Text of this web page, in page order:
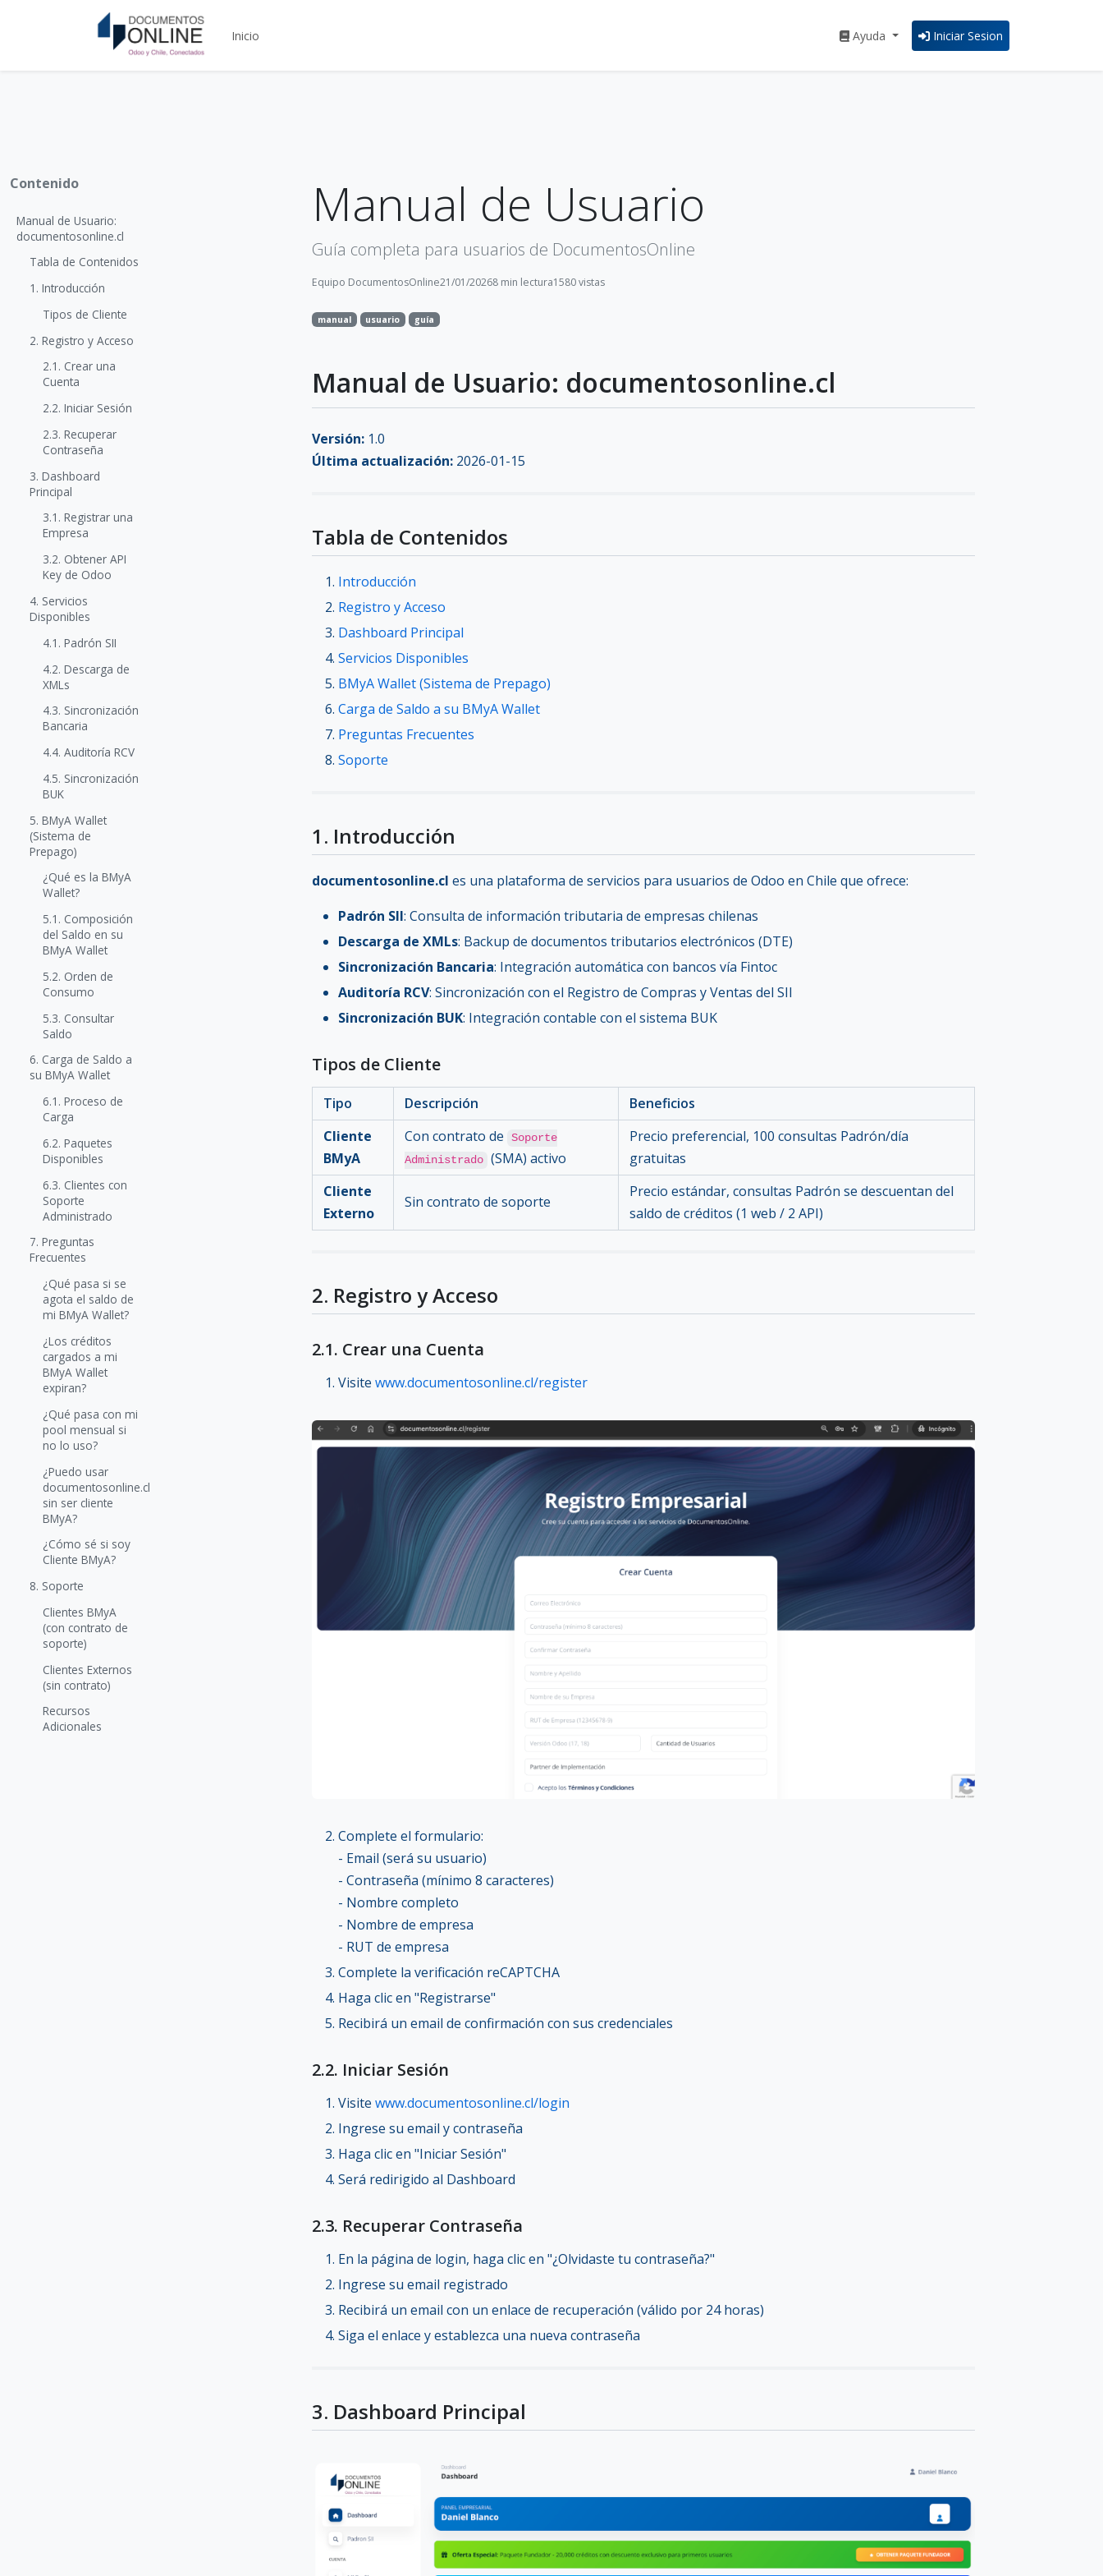
Inicio Ayuda Iniciar Sesion
Contenido
Manual de Usuario:
documentosonline.cl
Tabla de Contenidos
1. Introducción
Tipos de Cliente
2. Registro y Acceso
2.1. Crear una
Cuenta
2.2. Iniciar Sesión
2.3. Recuperar
Contraseña
3. Dashboard
Principal
3.1. Registrar una
Empresa
3.2. Obtener API
Key de Odoo
4. Servicios
Disponibles
4.1. Padrón SII
4.2. Descarga de
XMLs
4.3. Sincronización
Bancaria
4.4. Auditoría RCV
4.5. Sincronización
BUK
5. BMyA Wallet
(Sistema de
Prepago)
¿Qué es la BMyA
Wallet?
5.1. Composición
del Saldo en su
BMyA Wallet
5.2. Orden de
Consumo
5.3. Consultar
Saldo
6. Carga de Saldo a
su BMyA Wallet
6.1. Proceso de
Carga
6.2. Paquetes
Disponibles
6.3. Clientes con
Soporte
Administrado
7. Preguntas
Frecuentes
¿Qué pasa si se
agota el saldo de
mi BMyA Wallet?
¿Los créditos
cargados a mi
BMyA Wallet
expiran?
¿Qué pasa con mi
pool mensual si
no lo uso?
¿Puedo usar
documentosonline.cl
sin ser cliente
BMyA?
¿Cómo sé si soy
Cliente BMyA?
8. Soporte
Clientes BMyA
(con contrato de
soporte)
Clientes Externos
(sin contrato)
Recursos
Adicionales
Manual de Usuario
Guía completa para usuarios de DocumentosOnline
Equipo DocumentosOnline21/01/20268 min lectura1580 vistas
manual usuario guía
Manual de Usuario: documentosonline.cl
Versión: 1.0
Última actualización: 2026-01-15
Tabla de Contenidos
Introducción
Registro y Acceso
Dashboard Principal
Servicios Disponibles
BMyA Wallet (Sistema de Prepago)
Carga de Saldo a su BMyA Wallet
Preguntas Frecuentes
Soporte
1. Introducción
documentosonline.cl es una plataforma de servicios para usuarios de Odoo en Chile que ofrece:
Padrón SII: Consulta de información tributaria de empresas chilenas
Descarga de XMLs: Backup de documentos tributarios electrónicos (DTE)
Sincronización Bancaria: Integración automática con bancos vía Fintoc
Auditoría RCV: Sincronización con el Registro de Compras y Ventas del SII
Sincronización BUK: Integración contable con el sistema BUK
Tipos de Cliente
Tipo Descripción
Beneficios
Cliente
BMyA
Con contrato de
Soporte
Administrado (SMA) activo
Precio preferencial, 100 consultas Padrón/día
gratuitas
Cliente
Externo
Sin contrato de soporte
Precio estándar, consultas Padrón se descuentan del
saldo de créditos (1 web / 2 API)
2. Registro y Acceso
2.1. Crear una Cuenta
Visite www.documentosonline.cl/register
Complete el formulario:
- Email (será su usuario)
- Contraseña (mínimo 8 caracteres)
- Nombre completo
- Nombre de empresa
- RUT de empresa
Complete la verificación reCAPTCHA
Haga clic en "Registrarse"
Recibirá un email de confirmación con sus credenciales
2.2. Iniciar Sesión
Visite www.documentosonline.cl/login
Ingrese su email y contraseña
Haga clic en "Iniciar Sesión"
Será redirigido al Dashboard
2.3. Recuperar Contraseña
En la página de login, haga clic en "¿Olvidaste tu contraseña?"
Ingrese su email registrado
Recibirá un email con un enlace de recuperación (válido por 24 horas)
Siga el enlace y establezca una nueva contraseña
3. Dashboard Principal